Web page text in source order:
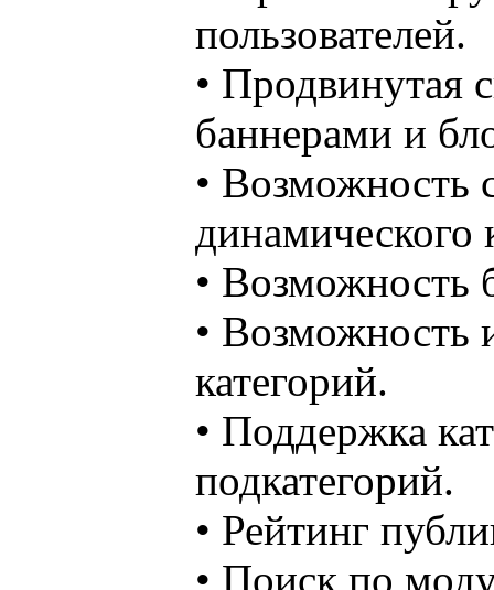
пользователей.
• Продвинутая
баннерами и
• Возможность
динамического
• Возможность
• Возможность
категорий.
• Поддержка
подкатегорий.
• Рейтинг
• Поиск по